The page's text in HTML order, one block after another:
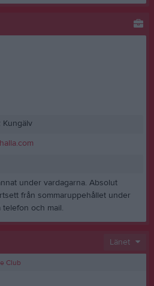
Kungälv
under vardagarna. Absolut
från sommaruppehållet under
telefon och mail.
Länet
Club